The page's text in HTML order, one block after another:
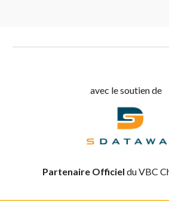
avec le soutien de
Partenaire Officiel du VBC